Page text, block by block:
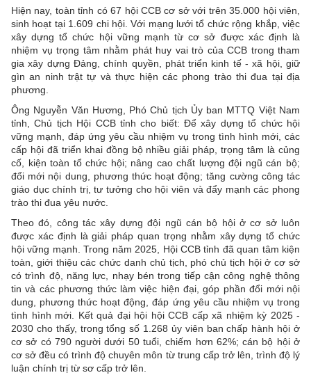
Hiện nay, toàn tỉnh có 67 hội CCB cơ sở với trên 35.000 hội viên,
sinh hoạt tại 1.609 chi hội. Với mạng lưới tổ chức rộng khắp, việc
xây dựng tổ chức hội vững mạnh từ cơ sở được xác định là
nhiệm vụ trọng tâm nhằm phát huy vai trò của CCB trong tham
gia xây dựng Đảng, chính quyền, phát triển kinh tế - xã hội, giữ
gìn an ninh trật tự và thực hiện các phong trào thi đua tại địa
phương.
Ông Nguyễn Văn Hương, Phó Chủ tịch Ủy ban MTTQ Việt Nam
tỉnh, Chủ tịch Hội CCB tỉnh cho biết: Để xây dựng tổ chức hội
vững mạnh, đáp ứng yêu cầu nhiệm vụ trong tình hình mới, các
cấp hội đã triển khai đồng bộ nhiều giải pháp, trọng tâm là củng
cố, kiện toàn tổ chức hội; nâng cao chất lượng đội ngũ cán bộ;
đổi mới nội dung, phương thức hoạt động; tăng cường công tác
giáo dục chính trị, tư tưởng cho hội viên và đẩy mạnh các phong
trào thi đua yêu nước.
Theo đó, công tác xây dựng đội ngũ cán bộ hội ở cơ sở luôn
được xác định là giải pháp quan trọng nhằm xây dựng tổ chức
hội vững mạnh. Trong năm 2025, Hội CCB tỉnh đã quan tâm kiện
toàn, giới thiệu các chức danh chủ tịch, phó chủ tịch hội ở cơ sở
có trình độ, năng lực, nhạy bén trong tiếp cận công nghệ thông
tin và các phương thức làm việc hiện đại, góp phần đổi mới nội
dung, phương thức hoạt động, đáp ứng yêu cầu nhiệm vụ trong
tình hình mới. Kết quả đại hội hội CCB cấp xã nhiệm kỳ 2025 -
2030 cho thấy, trong tổng số 1.268 ủy viên ban chấp hành hội ở
cơ sở có 790 người dưới 50 tuổi, chiếm hơn 62%; cán bộ hội ở
cơ sở đều có trình độ chuyên môn từ trung cấp trở lên, trình độ lý
luận chính trị từ sơ cấp trở lên.